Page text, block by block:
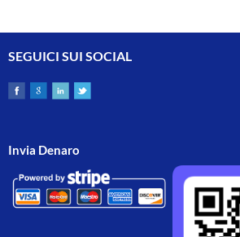
SEGUICI SUI SOCIAL
Invia Denaro